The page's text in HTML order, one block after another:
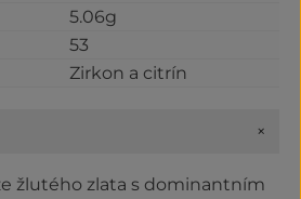
5.06g
53
Zirkon a citrín
+
žlutého zlata s dominantním